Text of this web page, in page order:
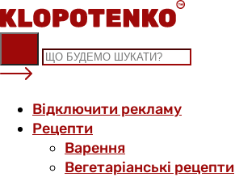
Skip
to
content
Відключити рекламу
Рецепти
Варення
Вегетаріанські рецепти